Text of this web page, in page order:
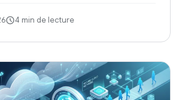
4 min de lecture